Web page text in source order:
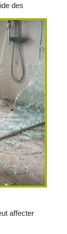
des
affecter